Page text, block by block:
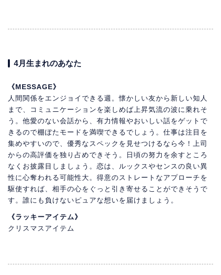
4月生まれのあなた
《MESSAGE》
人間関係をエンジョイできる週。懐かしい友から新しい知人
まで、コミュニケーションを楽しめば上昇気流の波に乗れそ
う。他愛のない会話から、有力情報やおいしい話をゲットで
きるので棚ぼたモードを満喫できるでしょう。仕事は注目を
集めやすいので、優秀なスペックを見せつけるなら今！上司
からの高評価を独り占めできそう。日頃の努力を余すところ
なくお披露目しましょう。恋は、ルックスやセンスの良い異
性に心奪われる可能性大。得意のストレートなアプローチを
駆使すれば、相手の心をぐっと引き寄せることができそうで
す。誰にも負けないピュアな想いを届けましょう。
《ラッキーアイテム》
クリスマスアイテム